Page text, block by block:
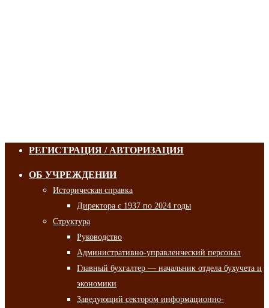
РЕГИСТРАЦИЯ / АВТОРИЗАЦИЯ
ОБ УЧРЕЖДЕНИИ
Историческая справка
Директора с 1937 по 2024 годы
Структура
Руководство
Административно-управленческий персонал
Главный бухгалтер — начальник отдела бухучета и
экономики
Заведующий сектором информационно-